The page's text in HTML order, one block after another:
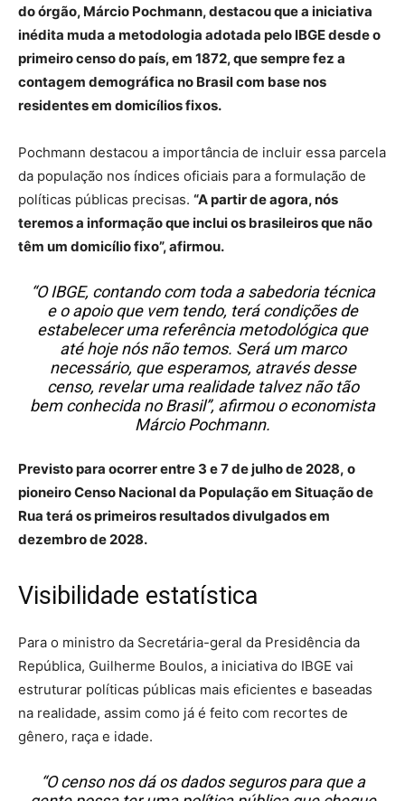
do órgão, Márcio Pochmann, destacou que a iniciativa
inédita muda a metodologia adotada pelo IBGE desde o
primeiro censo do país, em 1872, que sempre fez a
contagem demográfica no Brasil com base nos
residentes em domicílios fixos.
Pochmann destacou a importância de incluir essa parcela
da população nos índices oficiais para a formulação de
políticas públicas precisas. “A partir de agora, nós
teremos a informação que inclui os brasileiros que não
têm um domicílio fixo”, afirmou.
“O IBGE, contando com toda a sabedoria técnica
e o apoio que vem tendo, terá condições de
estabelecer uma referência metodológica que
até hoje nós não temos. Será um marco
necessário, que esperamos, através desse
censo, revelar uma realidade talvez não tão
bem conhecida no Brasil”, afirmou o economista
Márcio Pochmann.
Previsto para ocorrer entre 3 e 7 de julho de 2028, o
pioneiro Censo Nacional da População em Situação de
Rua terá os primeiros resultados divulgados em
dezembro de 2028.
Visibilidade estatística
Para o ministro da Secretária-geral da Presidência da
República, Guilherme Boulos, a iniciativa do IBGE vai
estruturar políticas públicas mais eficientes e baseadas
na realidade, assim como já é feito com recortes de
gênero, raça e idade.
“O censo nos dá os dados seguros para que a